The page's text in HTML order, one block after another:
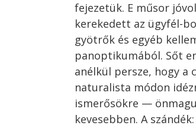
fejezetük. E műsor
kerekedett az ügyfél-
gyötrők és egyéb
panoptikumából. Sőt
anélkül persze, hogy
naturalista módon
ismerősökre —
kevesebben. A